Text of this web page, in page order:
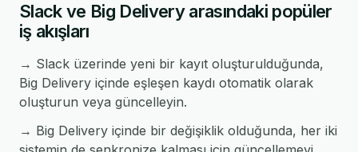
Slack ve Big Delivery arasındaki popüler
iş akışları
→ Slack üzerinde yeni bir kayıt oluşturulduğunda,
Big Delivery içinde eşleşen kaydı otomatik olarak
oluşturun veya güncelleyin.
→ Big Delivery içinde bir değişiklik olduğunda, her iki